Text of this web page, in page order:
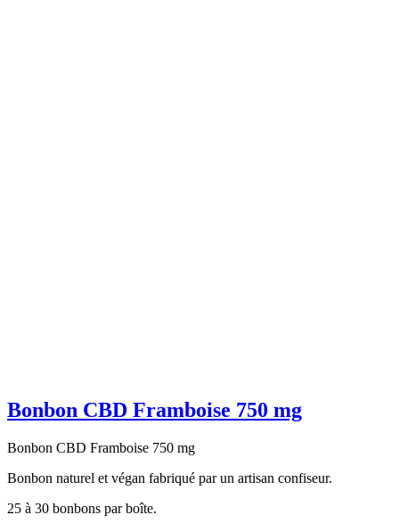
Bonbon CBD Framboise 750 mg
Bonbon CBD Framboise 750 mg
Bonbon naturel et végan fabriqué par un artisan confiseur.
25 à 30 bonbons par boîte.